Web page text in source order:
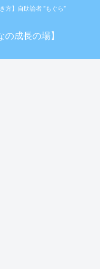
方】自助論者 ”もぐら”
成長の場】